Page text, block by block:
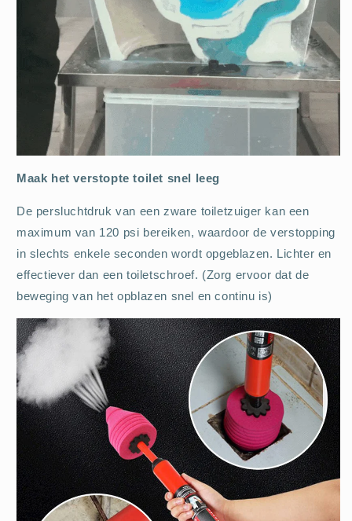
Maak het verstopte toilet snel leeg
De persluchtdruk van een zware toiletzuiger kan een
maximum van 120 psi bereiken, waardoor de verstopping
in slechts enkele seconden wordt opgeblazen. Lichter en
effectiever dan een toiletschroef. (Zorg ervoor dat de
beweging van het opblazen snel en continu is)